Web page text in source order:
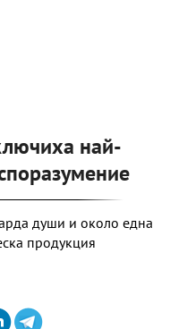
най-
души и около една
продукция